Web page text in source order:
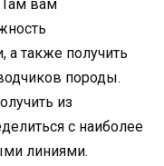
вам
а также получить
породы.
из
с наиболее
линиями.